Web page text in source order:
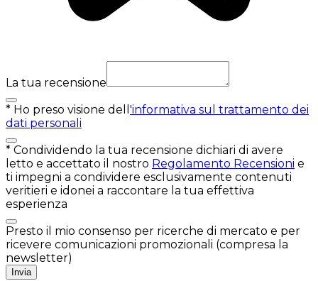
La tua recensione
* Ho preso visione dell 'informativa sul trattamento dei
dati personali
* Condividendo la tua recensione dichiari di avere
letto e accettato il nostro Regolamento Recensioni e
ti impegni a condividere esclusivamente contenuti
veritieri e idonei a raccontare la tua effettiva
esperienza
Presto il mio consenso per ricerche di mercato e per
ricevere comunicazioni promozionali (compresa la
newsletter)
Invia